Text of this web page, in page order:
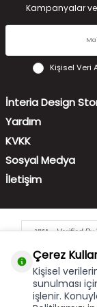
Kampanyalar
Kişisel Veri
İnteria Design
Yardım
KVKK
Sosyal Medya
İletişim
Çerez Kullanımı
Çerez
Kişisel
sunulması
işlenir.